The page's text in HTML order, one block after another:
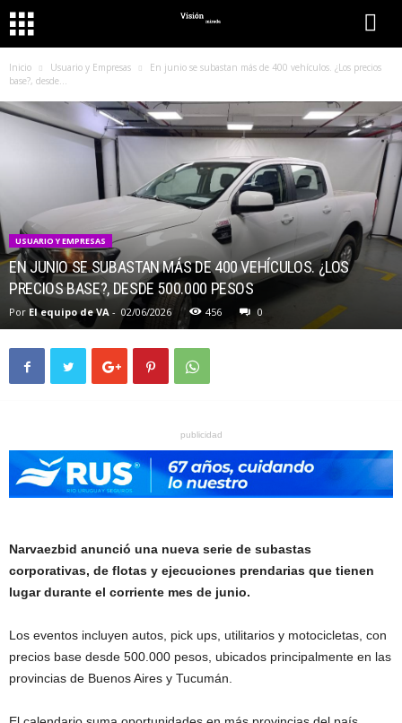
Inicio Usuario y Empresas
En junio se subastan más de 400 vehículos. ¿Los precios
base?, desde...
USUARIO Y EMPRESAS
EN JUNIO SE SUBASTAN MÁS DE 400 VEHÍCULOS. ¿LOS
PRECIOS BASE?, DESDE 500.000 PESOS
Por El equipo de VA - 02/06/2026 456 0
publicidad
Narvaezbid anunció una nueva serie de subastas
corporativas, de flotas y ejecuciones prendarias que tienen
lugar durante el corriente mes de junio.
Los eventos incluyen autos, pick ups, utilitarios y motocicletas, con
precios base desde 500.000 pesos, ubicados principalmente en las
provincias de Buenos Aires y Tucumán.